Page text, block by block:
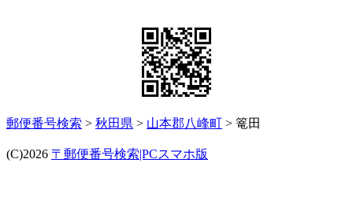
郵便番号検索 > 秋田県 > 山本郡八峰町 > 篭田
(C)2026 〒郵便番号検索|PCスマホ版